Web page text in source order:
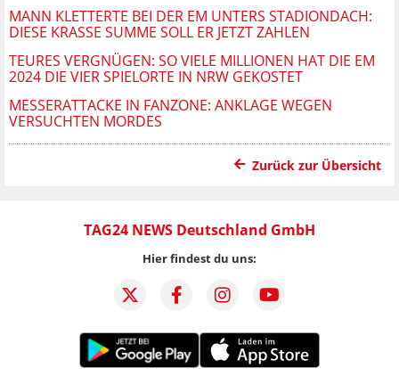
MANN KLETTERTE BEI DER EM UNTERS STADIONDACH:
DIESE KRASSE SUMME SOLL ER JETZT ZAHLEN
TEURES VERGNÜGEN: SO VIELE MILLIONEN HAT DIE EM
2024 DIE VIER SPIELORTE IN NRW GEKOSTET
MESSERATTACKE IN FANZONE: ANKLAGE WEGEN
VERSUCHTEN MORDES
Zurück zur Übersicht
TAG24 NEWS Deutschland GmbH
Hier findest du uns: